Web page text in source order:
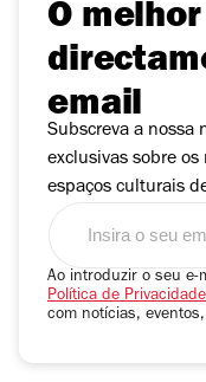
O
email
Subscreva a nossa
exclusivas sobre
espaços culturais
seu
email
Ao introduzir o seu e-
Política de Privacidade
com notícias,